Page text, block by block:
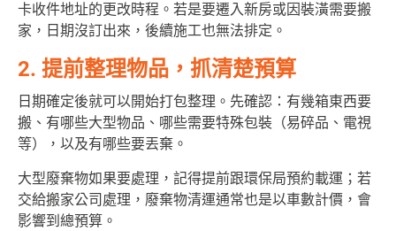
卡收件地址的更改時程。若是要遷入新房或因裝潢需要搬
家，日期沒訂出來，後續施工也無法排定。
2. 提前整理物品，抓清楚預算
日期確定後就可以開始打包整理。先確認：有幾箱東西要
搬、有哪些大型物品、哪些需要特殊包裝（易碎品、電視
等），以及有哪些要丟棄。
大型廢棄物如果要處理，記得提前跟環保局預約載運；若
交給搬家公司處理，廢棄物清運通常也是以車數計價，會
影響到總預算。